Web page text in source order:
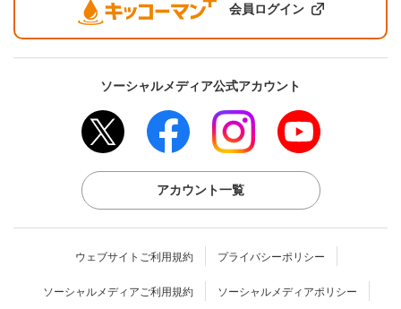
会員ログイン
ソーシャルメディア公式アカウント
アカウント一覧
ウェブサイトご利用規約 プライバシーポリシー
ソーシャルメディアご利用規約 ソーシャルメディアポリシー